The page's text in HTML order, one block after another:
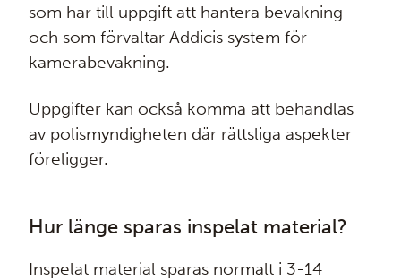
som har till uppgift att hantera bevakning
och som förvaltar Addicis system för
kamerabevakning.
Uppgifter kan också komma att behandlas
av polismyndigheten där rättsliga aspekter
föreligger.
Hur länge sparas inspelat material?
Inspelat material sparas normalt i 3-14